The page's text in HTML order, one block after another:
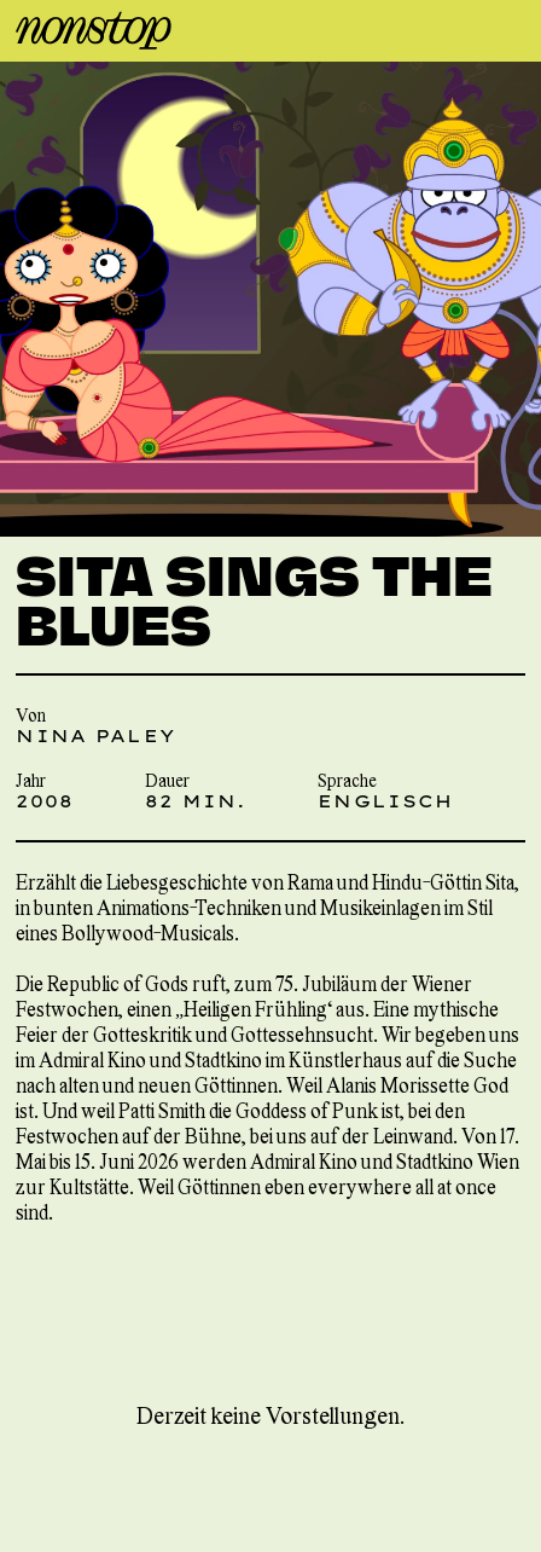
Derzeit keine Vorstellungen.
SITA SINGS THE
BLUES
Von
NINA PALEY
Jahr
2008
Dauer
82 MIN.
Sprache
ENGLISCH
Erzählt die Liebesgeschichte von Rama und Hindu-Göttin Sita,
in bunten Animations-Techniken und Musikeinlagen im Stil
eines Bollywood-Musicals.
Die Republic of Gods ruft, zum 75. Jubiläum der Wiener
Festwochen, einen „Heiligen Frühling“ aus. Eine mythische
Feier der Gotteskritik und Gottessehnsucht. Wir begeben uns
im Admiral Kino und Stadtkino im Künstlerhaus auf die Suche
nach alten und neuen Göttinnen. Weil Alanis Morissette God
ist. Und weil Patti Smith die Goddess of Punk ist, bei den
Festwochen auf der Bühne, bei uns auf der Leinwand. Von 17.
Mai bis 15. Juni 2026 werden Admiral Kino und Stadtkino Wien
zur Kultstätte. Weil Göttinnen eben everywhere all at once
sind.